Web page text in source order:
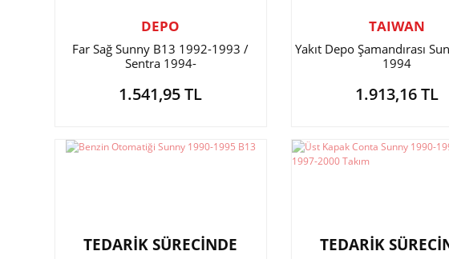
DEPO
Far Sağ Sunny B13 1992-1993 /
Sentra 1994-
1.541,95 TL
TAIWAN
Yakıt Depo Şamandırası
1994
1.913,16 TL
TEDARİK SÜRECİNDE TEDARİK